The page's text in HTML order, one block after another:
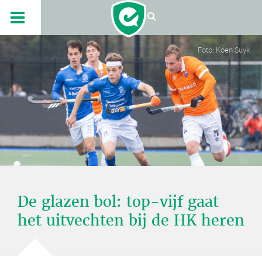
Foto: Koen Suyk
De glazen bol: top-vijf gaat
het uitvechten bij de HK heren